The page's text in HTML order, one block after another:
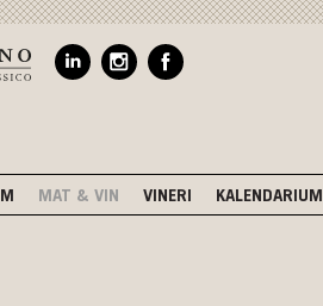
MAT & VIN VINERI KALENDARIUM